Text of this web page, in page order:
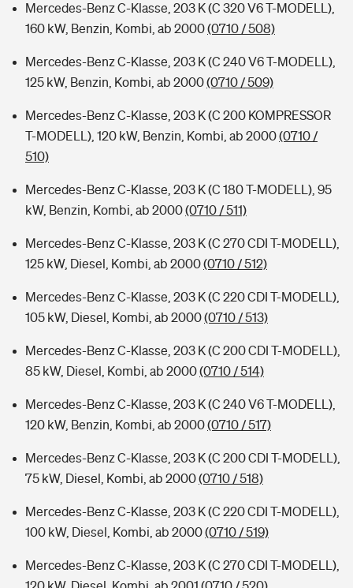
Mercedes-Benz C-Klasse, 203 K (C 320 V6 T-MODELL),
160 kW, Benzin, Kombi, ab 2000(0710 / 508)
Mercedes-Benz C-Klasse, 203 K (C 240 V6 T-MODELL),
125 kW, Benzin, Kombi, ab 2000(0710 / 509)
Mercedes-Benz C-Klasse, 203 K (C 200 KOMPRESSOR
T-MODELL), 120 kW, Benzin, Kombi, ab 2000(0710 /
510)
Mercedes-Benz C-Klasse, 203 K (C 180 T-MODELL), 95
kW, Benzin, Kombi, ab 2000(0710 / 511)
Mercedes-Benz C-Klasse, 203 K (C 270 CDI T-MODELL),
125 kW, Diesel, Kombi, ab 2000(0710 / 512)
Mercedes-Benz C-Klasse, 203 K (C 220 CDI T-MODELL),
105 kW, Diesel, Kombi, ab 2000(0710 / 513)
Mercedes-Benz C-Klasse, 203 K (C 200 CDI T-MODELL),
85 kW, Diesel, Kombi, ab 2000(0710 / 514)
Mercedes-Benz C-Klasse, 203 K (C 240 V6 T-MODELL),
120 kW, Benzin, Kombi, ab 2000(0710 / 517)
Mercedes-Benz C-Klasse, 203 K (C 200 CDI T-MODELL),
75 kW, Diesel, Kombi, ab 2000(0710 / 518)
Mercedes-Benz C-Klasse, 203 K (C 220 CDI T-MODELL),
100 kW, Diesel, Kombi, ab 2000(0710 / 519)
Mercedes-Benz C-Klasse, 203 K (C 270 CDI T-MODELL),